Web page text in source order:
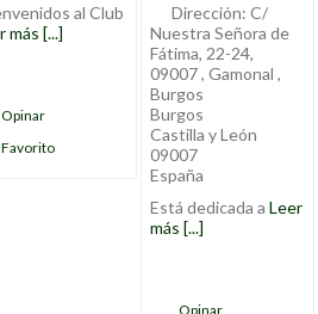
al Club
más [...]
Opinar
Favorito
Dirección: C/
Nuestra Señora de
Fátima, 22-24,
09007 , Gamonal ,
Burgos
Burgos
Castilla y León
09007
España
Está dedicada aLeer
más [...]
Opinar